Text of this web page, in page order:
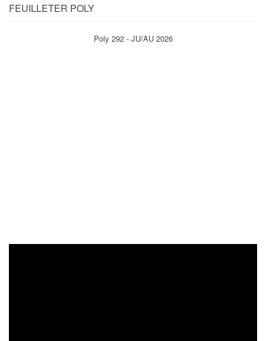
FEUILLETER POLY
Poly 292 - JU/AU 2026